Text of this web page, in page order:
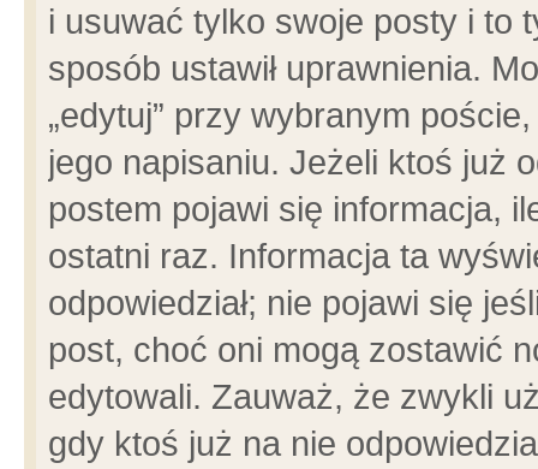
i usuwać tylko swoje posty i to
sposób ustawił uprawnienia.
„edytuj” przy wybranym
jego napisaniu. Jeżeli ktoś już
postem pojawi się informacja,
ostatni raz. Informacja ta
odpowiedział; nie pojawi się
post, choć oni mogą zostawić
edytowali. Zauważ, że zwykli
gdy ktoś już na nie